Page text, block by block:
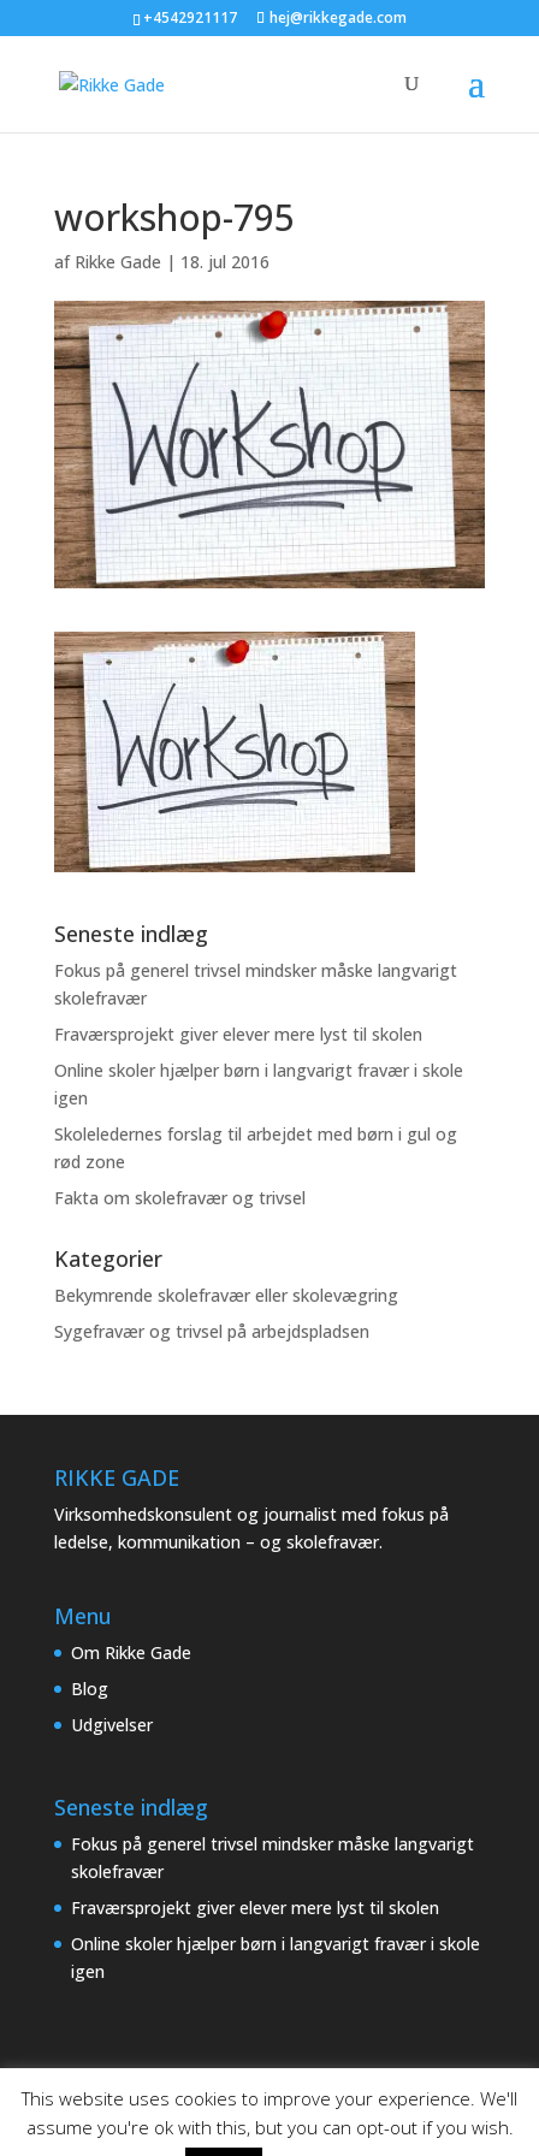
+4542921117 hej@rikkegade.com
workshop-795
af Rikke Gade | 18. jul 2016
Seneste indlæg
Fokus på generel trivsel mindsker måske langvarigt
skolefravær
Fraværsprojekt giver elever mere lyst til skolen
Online skoler hjælper børn i langvarigt fravær i skole
igen
Skoleledernes forslag til arbejdet med børn i gul og
rød zone
Fakta om skolefravær og trivsel
Kategorier
Bekymrende skolefravær eller skolevægring
Sygefravær og trivsel på arbejdspladsen
RIKKE GADE
Virksomhedskonsulent og journalist med fokus på
ledelse, kommunikation – og skolefravær.
Menu
Om Rikke Gade
Blog
Udgivelser
Seneste indlæg
Fokus på generel trivsel mindsker måske langvarigt
skolefravær
Fraværsprojekt giver elever mere lyst til skolen
Online skoler hjælper børn i langvarigt fravær i skole
igen
This website uses cookies to improve your experience. We'll
assume you're ok with this, but you can opt-out if you wish.